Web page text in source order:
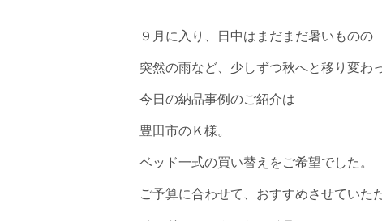
９月に入り、日中はまだまだ暑いものの
突然の雨など、少しずつ秋へと移り変わ
今日の納品事例のご紹介は
豊田市のＫ様。
ベッド一式の買い替えをご希望でした。
ご予算に合わせて、おすすめさせていた